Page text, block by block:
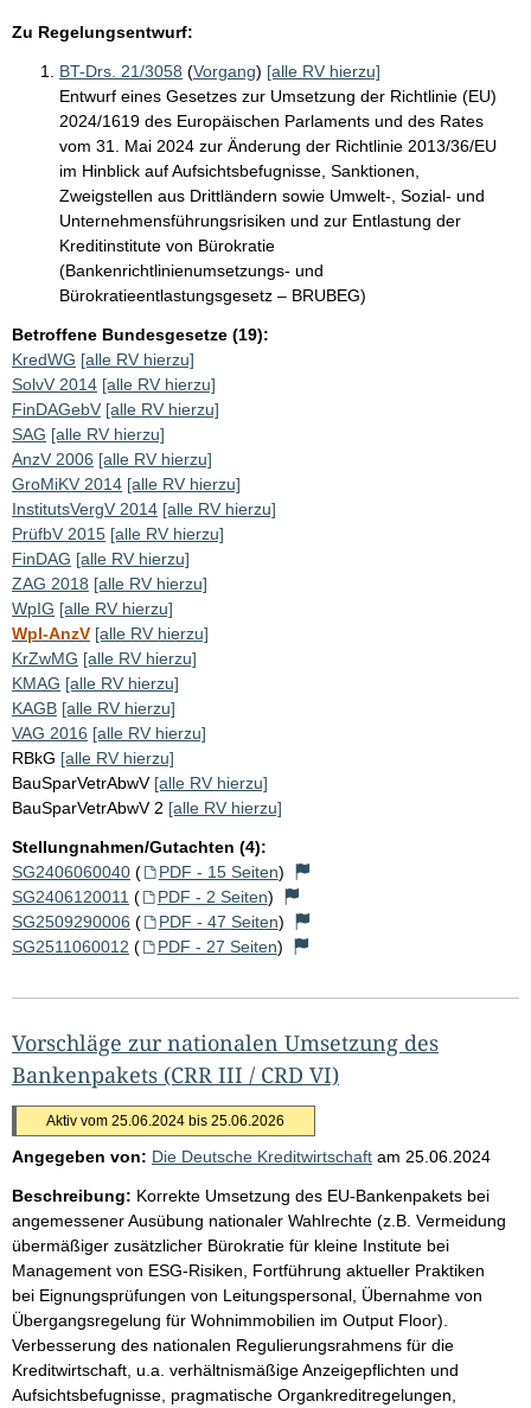
Zu Regelungsentwurf:
BT-Drs. 21/3058 (Vorgang) [alle RV hierzu]
Entwurf eines Gesetzes zur Umsetzung der Richtlinie (EU)
2024/1619 des Europäischen Parlaments und des Rates
vom 31. Mai 2024 zur Änderung der Richtlinie 2013/36/EU
im Hinblick auf Aufsichtsbefugnisse, Sanktionen,
Zweigstellen aus Drittländern sowie Umwelt-, Sozial- und
Unternehmensführungsrisiken und zur Entlastung der
Kreditinstitute von Bürokratie
(Bankenrichtlinienumsetzungs- und
Bürokratieentlastungsgesetz – BRUBEG)
Betroffene Bundesgesetze (19):
KredWG [alle RV hierzu]
SolvV 2014 [alle RV hierzu]
FinDAGebV [alle RV hierzu]
SAG [alle RV hierzu]
AnzV 2006 [alle RV hierzu]
GroMiKV 2014 [alle RV hierzu]
InstitutsVergV 2014 [alle RV hierzu]
PrüfbV 2015 [alle RV hierzu]
FinDAG [alle RV hierzu]
ZAG 2018 [alle RV hierzu]
WpIG [alle RV hierzu]
WpI-AnzV [alle RV hierzu]
KrZwMG [alle RV hierzu]
KMAG [alle RV hierzu]
KAGB [alle RV hierzu]
VAG 2016 [alle RV hierzu]
RBkG [alle RV hierzu]
BauSparVetrAbwV [alle RV hierzu]
BauSparVetrAbwV 2 [alle RV hierzu]
Stellungnahmen/Gutachten (4):
SG2406060040 ( PDF - 15 Seiten)
SG2406120011 ( PDF - 2 Seiten)
SG2509290006 ( PDF - 47 Seiten)
SG2511060012 ( PDF - 27 Seiten)
Vorschläge zur nationalen Umsetzung des
Bankenpakets (CRR III / CRD VI)
Aktiv vom 25.06.2024 bis 25.06.2026
Angegeben von: Die Deutsche Kreditwirtschaft am 25.06.2024
Beschreibung: Korrekte Umsetzung des EU-Bankenpakets bei
angemessener Ausübung nationaler Wahlrechte (z.B. Vermeidung
übermäßiger zusätzlicher Bürokratie für kleine Institute bei
Management von ESG-Risiken, Fortführung aktueller Praktiken
bei Eignungsprüfungen von Leitungspersonal, Übernahme von
Übergangsregelung für Wohnimmobilien im Output Floor).
Verbesserung des nationalen Regulierungsrahmens für die
Kreditwirtschaft, u.a. verhältnismäßige Anzeigepflichten und
Aufsichtsbefugnisse, pragmatische Organkreditregelungen,